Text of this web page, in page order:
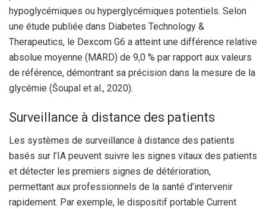
hypoglycémiques ou hyperglycémiques potentiels. Selon
une étude publiée dans Diabetes Technology &
Therapeutics, le Dexcom G6 a atteint une différence relative
absolue moyenne (MARD) de 9,0 % par rapport aux valeurs
de référence, démontrant sa précision dans la mesure de la
glycémie (Šoupal et al., 2020).
Surveillance à distance des patients
Les systèmes de surveillance à distance des patients
basés sur l’IA peuvent suivre les signes vitaux des patients
et détecter les premiers signes de détérioration,
permettant aux professionnels de la santé d’intervenir
rapidement. Par exemple, le dispositif portable Current